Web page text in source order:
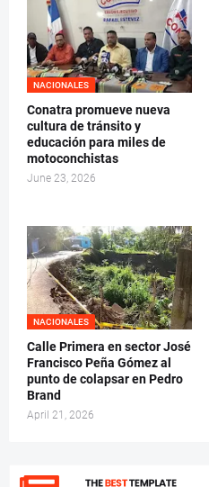
NACIONALES
Conatra promueve nueva
cultura de tránsito y
educación para miles de
motoconchistas
June 23, 2026
NACIONALES
Calle Primera en sector José
Francisco Peña Gómez al
punto de colapsar en Pedro
Brand
April 21, 2026